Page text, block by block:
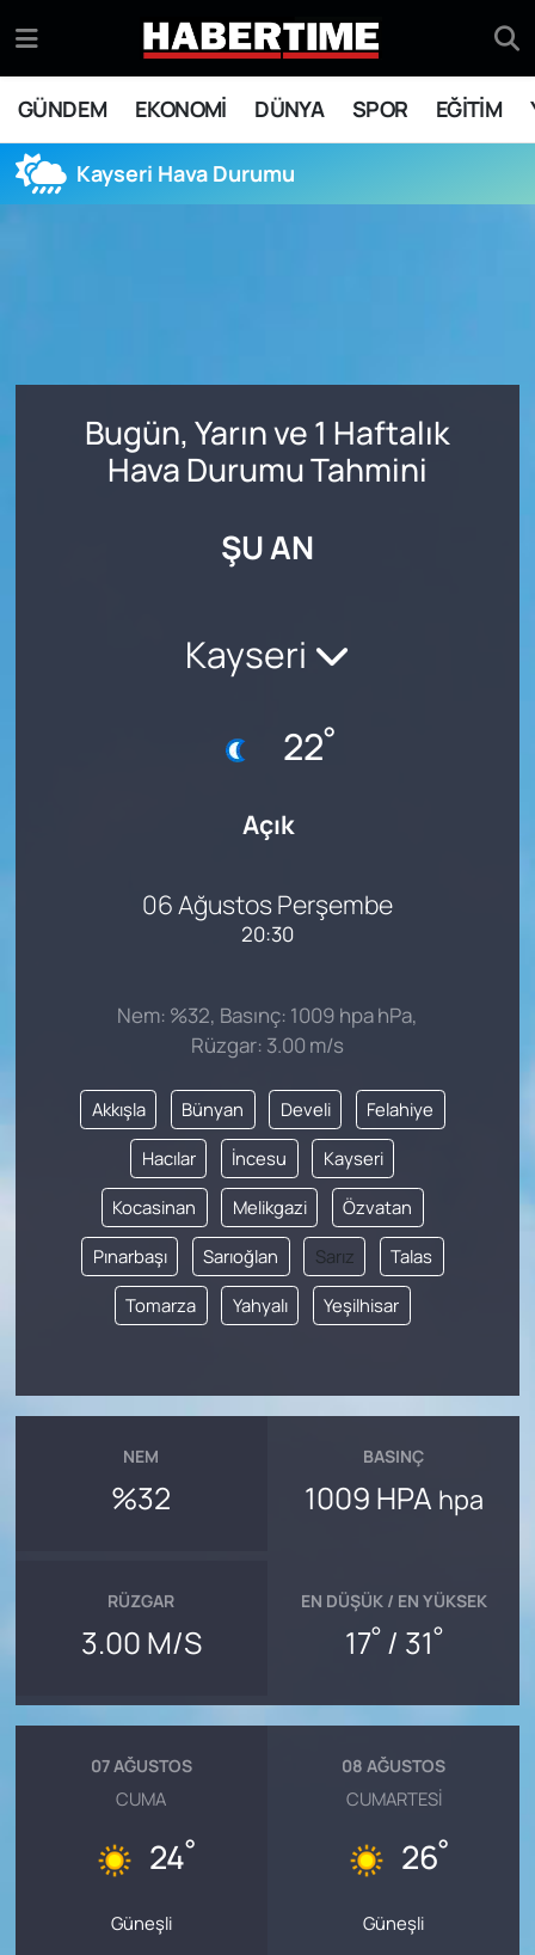
GÜNDEM EKONOMİ DÜNYA SPOR EĞİTİM
Kayseri Hava Durumu
Bugün, Yarın ve 1 Haftalık
Hava Durumu Tahmini
ŞU AN
Kayseri
22°
Açık
06 Ağustos Perşembe
20:30
Nem: %32, Basınç: 1009 hpa hPa,
Rüzgar: 3.00 m/s
Akkışla Bünyan Develi Felahiye
Hacılar İncesu Kayseri
Kocasinan Melikgazi Özvatan
Pınarbaşı Sarıoğlan Sarız Talas
Tomarza Yahyalı Yeşilhisar
NEM
%32
BASINÇ
1009 HPA hpa
RÜZGAR
3.00 M/S
EN DÜŞÜK / EN YÜKSEK
17°/ 31°
07 AĞUSTOS
CUMA
24°
Güneşli
08 AĞUSTOS
CUMARTESI
26°
Güneşli
EKONOMİ
DÜNYA
SİYASET
Eskişehir Nöbetçi Eczaneler
Eskişehir Hava Durumu
Eskişehir Namaz Vakitleri
Son Dakika Haberleri